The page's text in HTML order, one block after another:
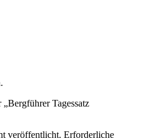
Tagessatz
veröffentlicht. Erforderliche